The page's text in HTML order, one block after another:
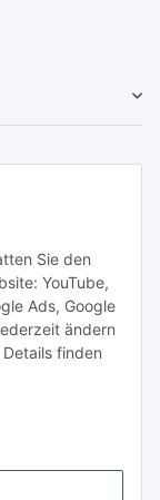
Sie den
YouTube,
Ads, Google
ändern
finden